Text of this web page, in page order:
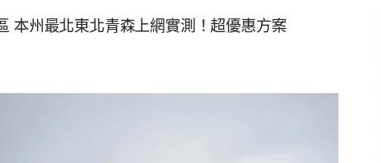
本州最北東北青森上網實測！超優惠方案